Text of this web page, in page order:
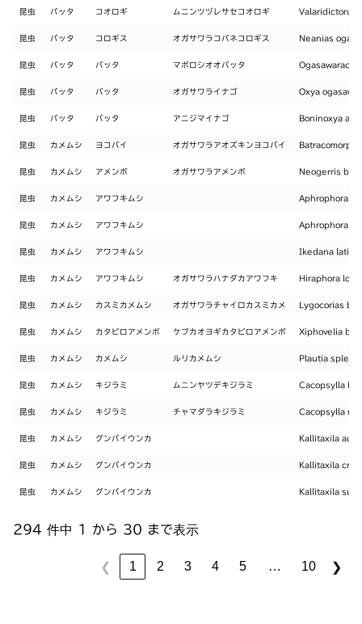
昆虫 バッタ コオロギ ムニンツヅレサセコオロギ Valaridictorus
昆虫 バッタ コロギス オガサワラコバネコロギス Neanias
昆虫 バッタ バッタ マボロシオオバッタ
昆虫 バッタ バッタ オガサワライナゴ Oxya
昆虫 バッタ バッタ アニジマイナゴ Boninoxya
昆虫 カメムシ ヨコバイ オガサワラアオズキンヨコバイ
昆虫 カメムシ アメンボ オガサワラアメンボ Neogerris
昆虫 カメムシ アワフキムシ Aphrophora
昆虫 カメムシ アワフキムシ Aphrophora
昆虫 カメムシ アワフキムシ Ikedana
昆虫 カメムシ アワフキムシ オガサワラハナダカアワフキ Hiraphora
昆虫 カメムシ カスミカメムシ オガサワラチャイロカスミカメ Lygocorias
昆虫 カメムシ カタビロアメンボ ケブカオヨギカタビロアメンボ Xiphovelia
昆虫 カメムシ カメムシ ルリカメムシ Plautia
昆虫 カメムシ キジラミ ムニンヤツデキジラミ Cacopsylla
昆虫 カメムシ キジラミ チャマダラキジラミ Cacopsylla
昆虫 カメムシ グンバイウンカ Kallitaxila
昆虫 カメムシ グンバイウンカ Kallitaxila
昆虫 カメムシ グンバイウンカ Kallitaxila
294 件中 1 から 30 まで表示
❮ 1 2 3 4 5 10 ❯